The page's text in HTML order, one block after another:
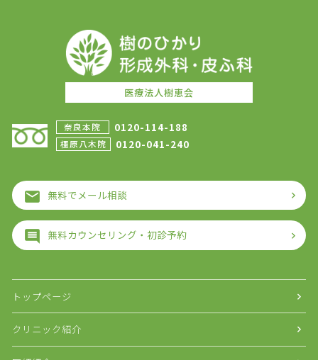
医療法人樹恵会
奈良本院 0120-114-188
橿原八木院 0120-041-240
無料でメール相談
無料カウンセリング・初診予約
トップページ
クリニック紹介